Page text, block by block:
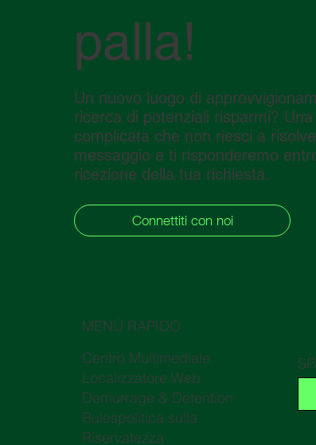
palla!
Un nuovo luogo di
ricerca di potenziali risparmi?
complicata che non riesci a
messaggio e ti risponderemo
ricezione della tua richiesta.
Connettiti con noi
MENÙ RAPIDO
Centro Multimediale
Localizzatore Web
Demurrage & Detention
Rulespolitica sulla
Riservatezza